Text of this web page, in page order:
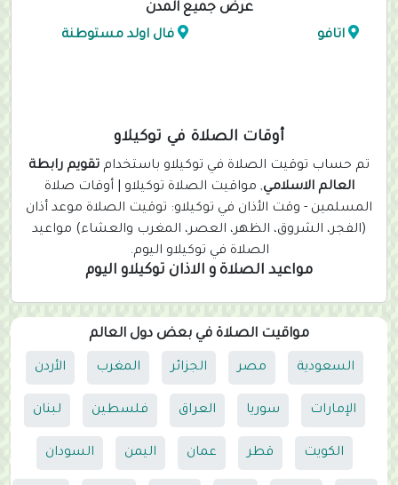
عرض جميع المدن
اتافو فال اولد مستوطنة
أوقات الصلاة في توكيلاو
تم حساب توقيت الصلاة في توكيلاو باستخدام تقويم رابطة
العالم الاسلامي, مواقيت الصلاة توكيلاو | أوقات صلاة
المسلمين - وقت الأذان في توكيلاو: توقيت الصلاة موعد أذان
(الفجر، الشروق، الظهر، العصر، المغرب والعشاء) مواعيد
الصلاة في توكيلاو اليوم.
مواعيد الصلاة و الاذان توكيلاو اليوم
مواقيت الصلاة في بعض دول العالم
السعودية مصر الجزائر المغرب الأردن
الإمارات سوريا العراق فلسطين لبنان
الكويت قطر عمان اليمن السودان